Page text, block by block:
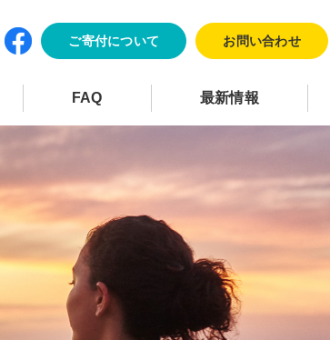
ご寄付について お問い合わせ
FAQ 最新情報